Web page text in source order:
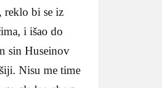
reklo bi se iz
i išao do
sin Huseinov
Nisu me time